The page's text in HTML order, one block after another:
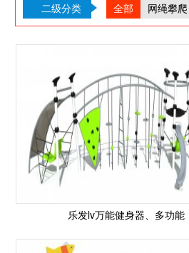
二级分类 全部 网绳攀爬
乐发lv万能健身器、多功能